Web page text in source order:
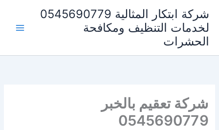
المحتوى
شركة ابتكار المثالية 0545690779
لخدمات التنظيف ومكافحة
الحشرات
شركة تعقيم بالخبر
0545690779